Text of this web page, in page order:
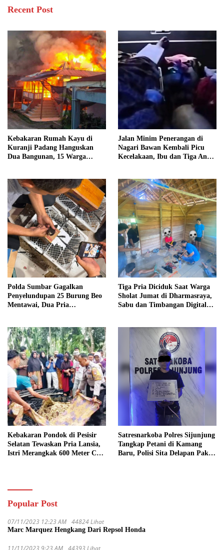
Recent Post
Kebakaran Rumah Kayu di
Kuranji Padang Hanguskan
Dua Bangunan, 15 Warga
Jalan Minim Penerangan di
Nagari Bawan Kembali Picu
Kecelakaan, Ibu dan Tiga Anak
Polda Sumbar Gagalkan
Penyelundupan 25 Burung Beo
Mentawai, Dua Pria
Tiga Pria Diciduk Saat Warga
Sholat Jumat di Dharmasraya,
Sabu dan Timbangan Digital
Kebakaran Pondok di Pesisir
Selatan Tewaskan Pria Lansia,
Istri Merangkak 600 Meter Cari
Satresnarkoba Polres Sijunjung
Tangkap Petani di Kamang
Baru, Polisi Sita Delapan Paket
Popular Post
07/11/2023 12:23 AM 44824 Lihat
Marc Marquez Hengkang Dari Repsol Honda